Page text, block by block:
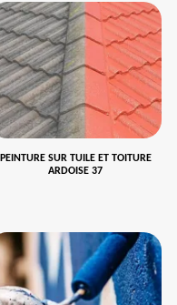
PEINTURE SUR TUILE ET TOITURE
ARDOISE 37